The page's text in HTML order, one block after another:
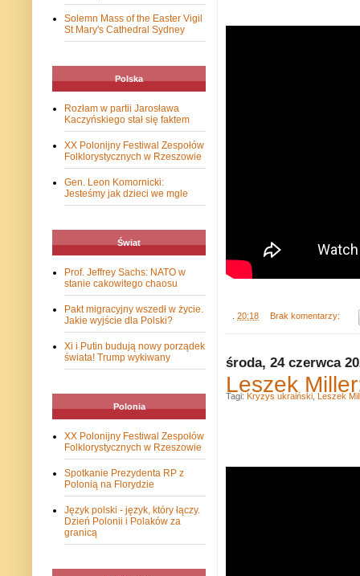
. 20:18 Brak komentarzy:
środa, 24 czerwca
Leszek
Tagi: Kryzys ukraiński Leszek
Solemn Mass of the Easter Vigil
St Mary's Cathedral Sydney
Polska
Rozłam w partii Jarosława
Kaczyńskiego stał się faktem
XX Polonijny Festiwal Zespołów
Folklorystycznych w Rzeszowie
Gen. Leon Komornicki:
Jesteśmy jak dzieci we mgle
Świat
Prof. Jeffrey Sachs: NATO w
stanie cakowitego chaosu
Pakt migracyjny wszedł w życie.
Jakie wyjście dla Polski?
Xi i Putin budują nowy porządek
świata! Trump wykiwany
Polonia
XX Polonijny Festiwal Zespołów
Folklorystycznych w Rzeszowie
Spotkanie Prezydenta RP z
Polonią na Florydzie
Język polski - język, który łączy.
Dzień Polonii i Polaków za
granicą